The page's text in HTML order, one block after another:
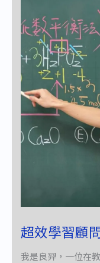
超效學習顧
我是良羿，一位在